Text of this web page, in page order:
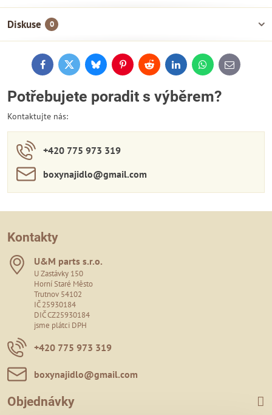
Diskuse 0
FacebookTwitterBlueskyPinterestReddit LinkedInWhatsApp
E-
mail
Potřebujete poradit s výběrem?
Kontaktujte nás:
+420 775 973 319
boxynajidlo​@gmail​.com
Kontakty
U&M parts s​.r​.o​.
U Zastávky 150
Horní Staré Město
Trutnov 54102
IČ 25930184
DIČ CZ25930184
jsme plátci DPH
+420 775 973 319
boxynajidlo​@gmail​.com
Objednávky